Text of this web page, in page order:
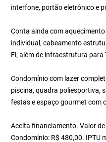
interfone, portão eletrônico e
Conta ainda com
individual, cabeamento
Fi, além de infraestrutura para
Condomínio com lazer
piscina, quadra poliesportiva,
festas e espaço gourmet com
Aceita financiamento. Valor
Condomínio: R$ 480,00. IPTU